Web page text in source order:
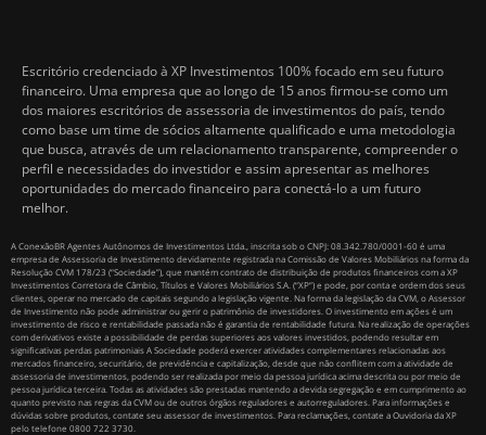
Escritório credenciado à XP Investimentos 100% focado em seu futuro
financeiro. Uma empresa que ao longo de 15 anos firmou-se como um
dos maiores escritórios de assessoria de investimentos do país, tendo
como base um time de sócios altamente qualificado e uma metodologia
que busca, através de um relacionamento transparente, compreender o
perfil e necessidades do investidor e assim apresentar as melhores
oportunidades do mercado financeiro para conectá-lo a um futuro
melhor.
A ConexãoBR Agentes Autônomos de Investimentos Ltda., inscrita sob o CNPJ: 08.342.780/0001-60 é uma
empresa de Assessoria de Investimento devidamente registrada na Comissão de Valores Mobiliários na forma da
Resolução CVM 178/23 (“Sociedade”), que mantém contrato de distribuição de produtos financeiros com a XP
Investimentos Corretora de Câmbio, Títulos e Valores Mobiliários S.A. (“XP”) e pode, por conta e ordem dos seus
clientes, operar no mercado de capitais segundo a legislação vigente. Na forma da legislação da CVM, o Assessor
de Investimento não pode administrar ou gerir o patrimônio de investidores. O investimento em ações é um
investimento de risco e rentabilidade passada não é garantia de rentabilidade futura. Na realização de operações
com derivativos existe a possibilidade de perdas superiores aos valores investidos, podendo resultar em
significativas perdas patrimoniais A Sociedade poderá exercer atividades complementares relacionadas aos
mercados financeiro, securitário, de previdência e capitalização, desde que não conflitem com a atividade de
assessoria de investimentos, podendo ser realizada por meio da pessoa jurídica acima descrita ou por meio de
pessoa jurídica terceira. Todas as atividades são prestadas mantendo a devida segregação e em cumprimento ao
quanto previsto nas regras da CVM ou de outros órgãos reguladores e autorreguladores. Para informações e
dúvidas sobre produtos, contate seu assessor de investimentos. Para reclamações, contate a Ouvidoria da XP
pelo telefone 0800 722 3730.